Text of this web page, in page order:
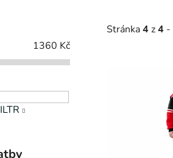
1360 Kč
Stránka4z4 -